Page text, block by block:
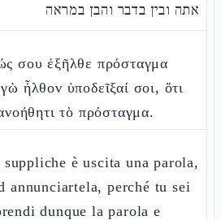
אתה ובין בדבר והבן במראה
σου ἐξῆλθε πρόσταγμα
ἦλθον ὑποδεῖξαί σοι, ὅτι
τὸ πρόσταγμα.
è uscita una parola,
annunciartela, perché tu sei
dunque la parola e